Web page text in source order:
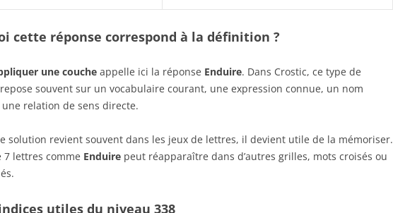
cette réponse correspond à la définition ?
une couche appelle ici la réponse Enduire. Dans Crostic, ce type de
souvent sur un vocabulaire courant, une expression connue, un nom
relation de sens directe.
solution revient souvent dans les jeux de lettres, il devient utile de la mémoriser.
7 lettres comme Enduire peut réapparaître dans d’autres grilles, mots croisés ou
utiles du niveau 338